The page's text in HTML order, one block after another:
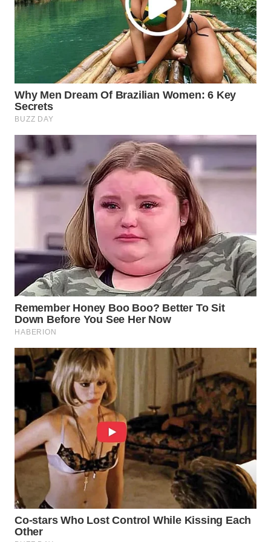
WN
NATUNA
WN
BINTAN
WN
MANDALIKA
LIKUPANG
LABUANBAJO
WN
BORNEO
Media
Group
WAHANA
NEWS
WAHANA
WAHANA
ADVOKAT
WAHANA
INFRASTRUKTUR
WAHANA